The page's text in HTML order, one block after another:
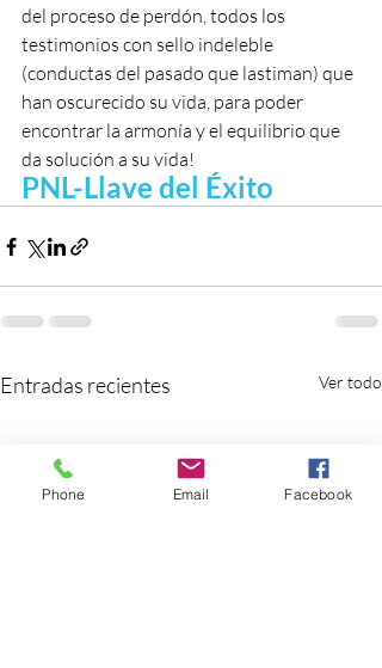
del proceso de perdón, todos los
testimonios con sello indeleble
(conductas del pasado que lastiman) que
han oscurecido su vida, para poder
encontrar la armonía y el equilibrio que
da solución a su vida!
PNL-Llave del Éxito
Entradas recientes Ver todo
Phone Email Facebook